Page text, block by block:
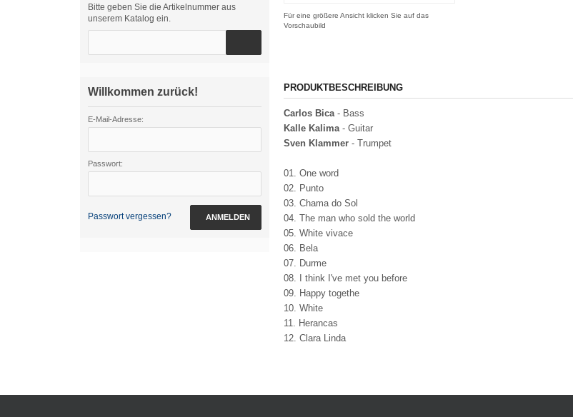
Für eine größere Ansicht klicken Sie auf das
Vorschaubild
PRODUKTBESCHREIBUNG
Carlos Bica- Bass
Kalle Kalima- Guitar
Sven Klammer - Trumpet
01. One word
02. Punto
03. Chama do Sol
04. The man who sold the world
05. White vivace
06. Bela
07. Durme
08. I think I've met you before
09. Happy togethe
10. White
11. Herancas
12. Clara Linda
Bitte geben Sie die Artikelnummer aus
unserem Katalog ein.
Willkommen zurück!
E-Mail-Adresse:
Passwort:
Passwort vergessen? ANMELDEN